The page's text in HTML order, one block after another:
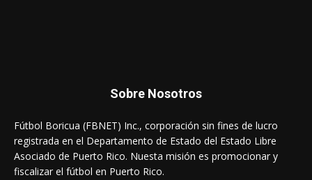
Sobre Nosotros
Fútbol Boricua (FBNET) Inc., corporación sin fines de lucro
registrada en el Departamento de Estado del Estado Libre
Asociado de Puerto Rico. Nuesta misión es promocionar y
fiscalizar el fútbol en Puerto Rico.